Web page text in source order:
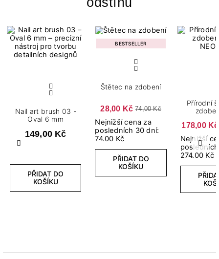
Předchozí Další
Nail art brush 03 -
Oval 6 mm
149,00 Kč
PŘIDAT DO
KOŠÍKU
BESTSELLER
Štětec na zdobení
28,00 Kč 74,00 Kč
Nejnižší cena za
posledních 30 dní:
74.00 Kč
PŘIDAT DO
KOŠÍKU
Přírodní
178,00 Kč
Nejnižší
274.00 Kč